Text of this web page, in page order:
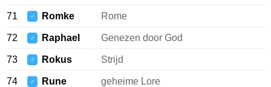
71 ♂ Romke Rome
72 ♂ Raphael Genezen door God
73 ♂ Rokus Strijd
74 ♂ Rune geheime Lore